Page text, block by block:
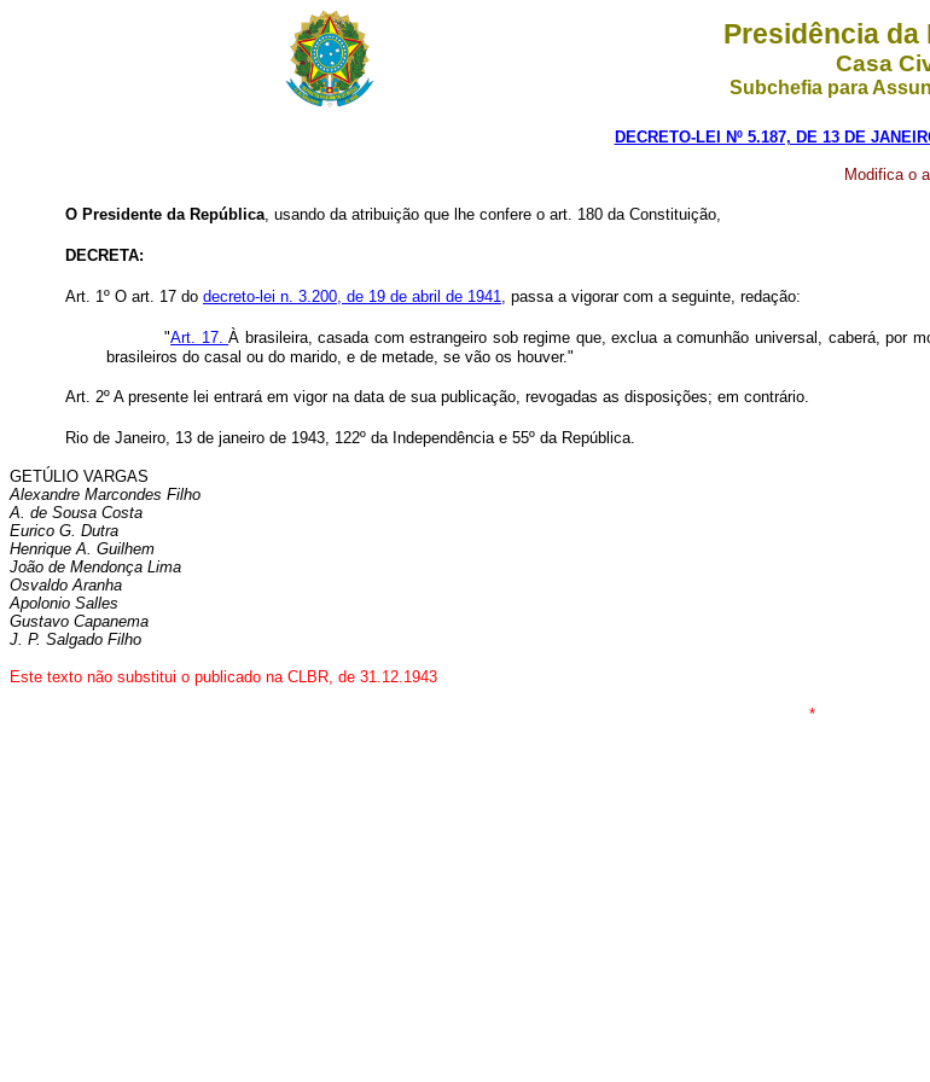
Presidência da
Casa
Subchefia para
DECRETO-LEI Nº 5.187, DE 13 DE
Modifica o
O Presidente da República, usando da atribuição que lhe confere o art. 180 da Constituição,
DECRETA:
Art. 1º O art. 17 do decreto-lei n. 3.200, de 19 de abril de 1941, passa a vigorar com a seguinte, redação:
"Art. 17.À brasileira, casada com estrangeiro sob regime que, exclua a comunhão universal, caberá, por
brasileiros do casal ou do marido, e de metade, se vão os houver."
Art. 2º A presente lei entrará em vigor na data de sua publicação, revogadas as disposições; em contrário.
Rio de Janeiro, 13 de janeiro de 1943, 122º da Independência e 55º da República.
GETÚLIO VARGAS
Alexandre Marcondes Filho
A. de Sousa Costa
Eurico G. Dutra
Henrique A. Guilhem
João de Mendonça Lima
Osvaldo Aranha
Apolonio Salles
Gustavo Capanema
J. P. Salgado Filho
Este texto não substitui o publicado na CLBR, de 31.12.1943
*